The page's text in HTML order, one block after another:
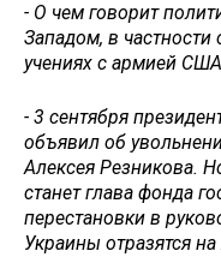
- О чем говорит
Западом, в
учениях с армией
- 3 сентября
объявил об
Алексея Резникова.
станет глава фонда
перестановки в
Украины отразятся